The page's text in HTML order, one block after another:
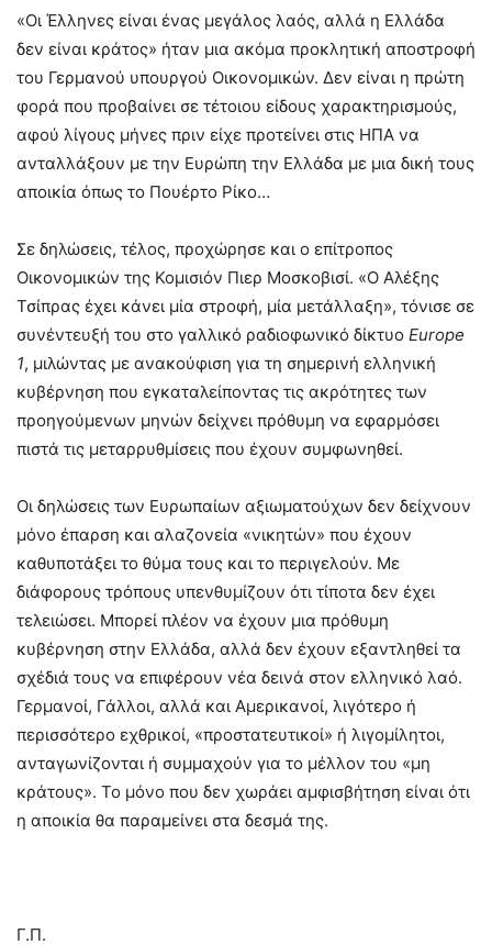
«Οι Έλληνες είναι ένας μεγάλος λαός, αλλά η Ελλάδα
δεν είναι κράτος» ήταν μια ακόμα προκλητική αποστροφή
του Γερμανού υπουργού Οικονομικών. Δεν είναι η πρώτη
φορά που προβαίνει σε τέτοιου είδους χαρακτηρισμούς,
αφού λίγους μήνες πριν είχε προτείνει στις ΗΠΑ να
ανταλλάξουν με την Ευρώπη την Ελλάδα με μια δική τους
αποικία όπως το Πουέρτο Ρίκο…
Σε δηλώσεις, τέλος, προχώρησε και ο επίτροπος
Οικονομικών της Κομισιόν Πιερ Μοσκοβισί. «O Αλέξης
Τσίπρας έχει κάνει μία στροφή, μία μετάλλαξη», τόνισε σε
συνέντευξή του στο γαλλικό ραδιοφωνικό δίκτυο Europe
1, μιλώντας με ανακούφιση για τη σημερινή ελληνική
κυβέρνηση που εγκαταλείποντας τις ακρότητες των
προηγούμενων μηνών δείχνει πρόθυμη να εφαρμόσει
πιστά τις μεταρρυθμίσεις που έχουν συμφωνηθεί.
Οι δηλώσεις των Eυρωπαίων αξιωματούχων δεν δείχνουν
μόνο έπαρση και αλαζονεία «νικητών» που έχουν
καθυποτάξει το θύμα τους και το περιγελούν. Με
διάφορους τρόπους υπενθυμίζουν ότι τίποτα δεν έχει
τελειώσει. Μπορεί πλέον να έχουν μια πρόθυμη
κυβέρνηση στην Ελλάδα, αλλά δεν έχουν εξαντληθεί τα
σχέδιά τους να επιφέρουν νέα δεινά στον ελληνικό λαό.
Γερμανοί, Γάλλοι, αλλά και Αμερικανοί, λιγότερο ή
περισσότερο εχθρικοί, «προστατευτικοί» ή λιγομίλητοι,
ανταγωνίζονται ή συμμαχούν για το μέλλον του «μη
κράτους». Το μόνο που δεν χωράει αμφισβήτηση είναι ότι
η αποικία θα παραμείνει στα δεσμά της.
Γ.Π.